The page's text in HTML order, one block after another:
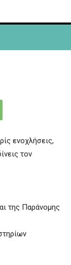
ενοχλήσεις,
τον
της Παράνομης